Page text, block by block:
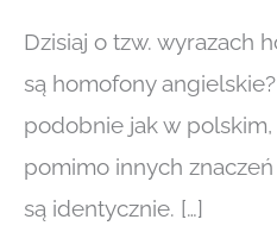
Dzisiaj o tzw. wyrazach
są homofony
podobnie jak w
pomimo innych
są identycznie. […]